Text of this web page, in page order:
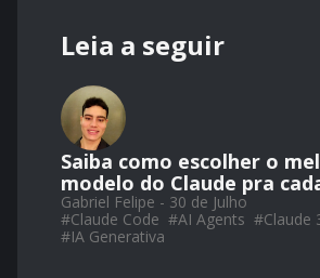
Leia a seguir
Saiba como escolher o
modelo do Claude pra
Gabriel Felipe - 30 de Julho
#Claude Code #AI Agents #Claude
#IA Generativa